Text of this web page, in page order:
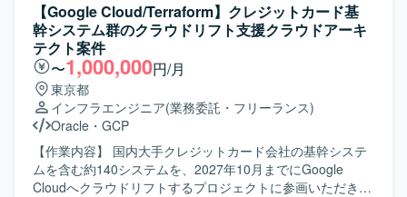
【Google Cloud/Terraform】クレジットカード基
幹システム群のクラウドリフト支援クラウドアーキ
テクト案件
〜1,000,000円/月
東京都
インフラエンジニア(業務委託・フリーランス)
Oracle ・ GCP
【作業内容】 国内大手クレジットカード会社の基幹システ
ムを含む約140システムを、2027年10月までにGoogle
Cloudへクラウドリフトするプロジェクトに参画いただきま